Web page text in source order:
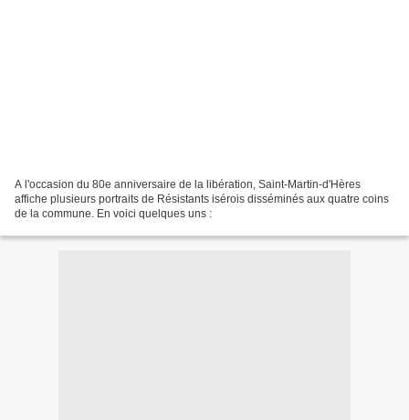
A l'occasion du 80e anniversaire de la libération, Saint-Martin-d'Hères
affiche plusieurs portraits de Résistants isérois disséminés aux quatre coins
de la commune. En voici quelques uns :